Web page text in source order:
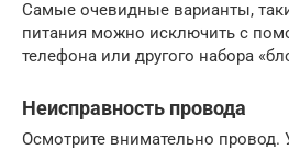
Самые очевидные варианты,
питания можно исключить с
телефона или другого набора
Неисправность провода
Осмотрите внимательно